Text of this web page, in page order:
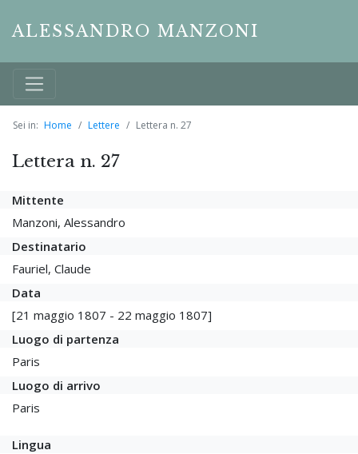
ALESSANDRO MANZONI
Sei in: Home Lettere Lettera n. 27
Lettera n. 27
Mittente
Manzoni, Alessandro
Destinatario
Fauriel, Claude
Data
[21 maggio 1807 - 22 maggio 1807]
Luogo di partenza
Paris
Luogo di arrivo
Paris
Lingua